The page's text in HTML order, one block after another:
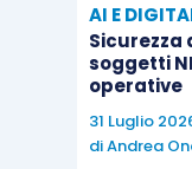
AI E
Sicurezza
soggetti
operative
31 Luglio
diAndrea